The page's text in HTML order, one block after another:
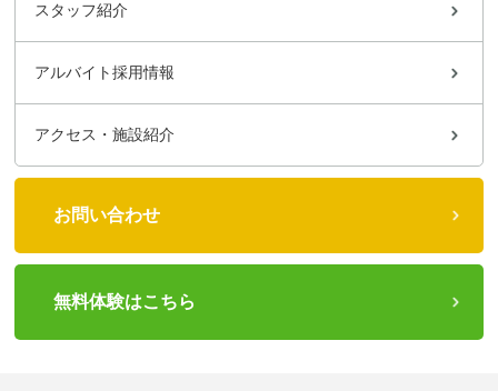
スタッフ紹介
アルバイト採用情報
アクセス・施設紹介
お問い合わせ
無料体験はこちら